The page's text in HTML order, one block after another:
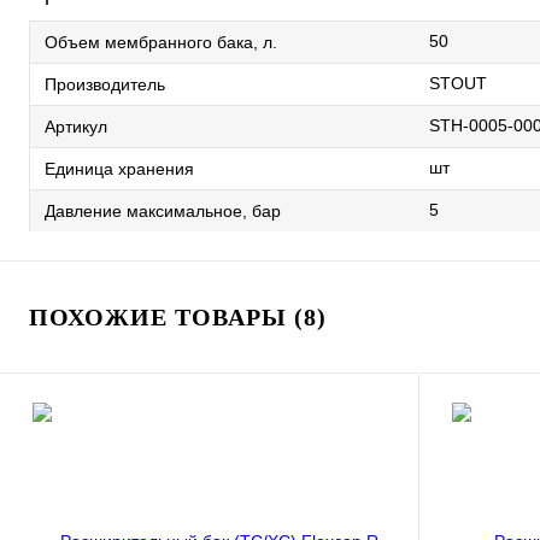
Объем мембранного бака, л. 50
Производитель STOUT
Артикул STH-0005-
Единица хранения шт
Давление максимальное, бар 5
ПОХОЖИЕ ТОВАРЫ (8)